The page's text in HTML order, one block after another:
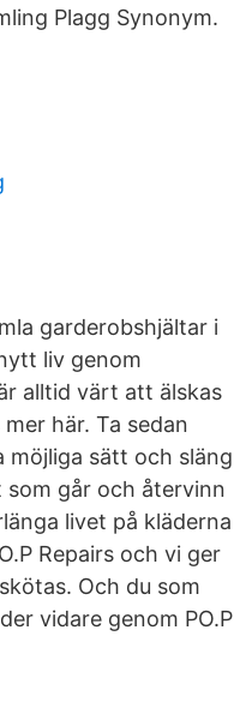
Plagg Synonym.
garderobshjältar i
liv genom
alltid värt att älskas
här. Ta sedan
möjliga sätt och släng
som går och återvinn
livet på kläderna
Repairs och vi ger
Och du som
vidare genom PO.P